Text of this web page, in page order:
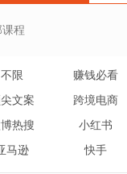
程
不限 赚钱必看
文案 跨境电商
热搜 小红书
马逊 快手